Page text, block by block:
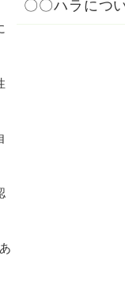
〇〇ハラにつ